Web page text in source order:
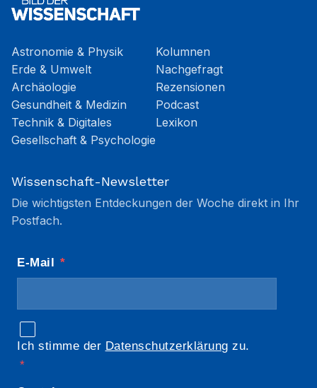
Astronomie & Physik
Erde & Umwelt
Archäologie
Gesundheit & Medizin
Technik & Digitales
Gesellschaft & Psychologie
Kolumnen
Nachgefragt
Rezensionen
Podcast
Lexikon
Wissenschaft-Newsletter
Die wichtigsten Entdeckungen der Woche direkt in Ihr
Postfach.